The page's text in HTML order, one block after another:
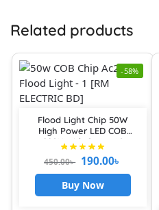
Related products
-58%
Flood Light Chip 50W
High Power LED COB
220V with Smart IC
Driver, Integrated SMD
LED COB Light Source
For DIY Spotlight & Flood
Light
450.00৳ 190.00৳
Buy Now